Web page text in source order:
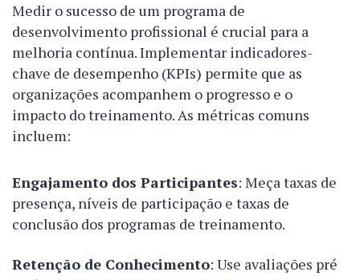
Medir o sucesso de um programa de
desenvolvimento profissional é crucial para a
melhoria contínua. Implementar indicadores-
chave de desempenho (KPIs) permite que as
organizações acompanhem o progresso e o
impacto do treinamento. As métricas comuns
incluem:
Engajamento dos Participantes: Meça taxas de
presença, níveis de participação e taxas de
conclusão dos programas de treinamento.
Retenção de Conhecimento: Use avaliações pré